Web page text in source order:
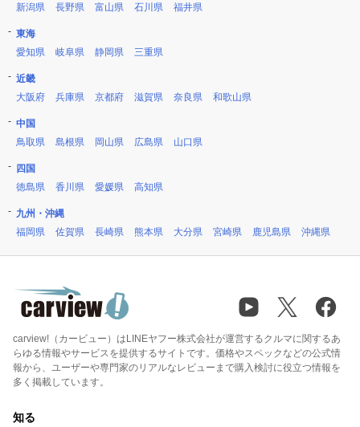
新潟県
長野県 富山県 石川県 福井県
東海
愛知県
岐阜県 静岡県 三重県
近畿
大阪府
兵庫県 京都府 滋賀県 奈良県 和歌山県
中国
鳥取県
島根県 岡山県 広島県 山口県
四国
徳島県
香川県 愛媛県 高知県
九州・沖縄
福岡県
佐賀県 長崎県 熊本県 大分県 宮崎県 鹿児島県 沖縄県
carview!（カービュー）はLINEヤフー株式会社が運営するクルマに関するあ
らゆる情報やサービスを提供するサイトです。価格やスペックなどの公式情
報から、ユーザーや専門家のリアルなレビューまで購入検討に役立つ情報を
多く掲載しています。
知る